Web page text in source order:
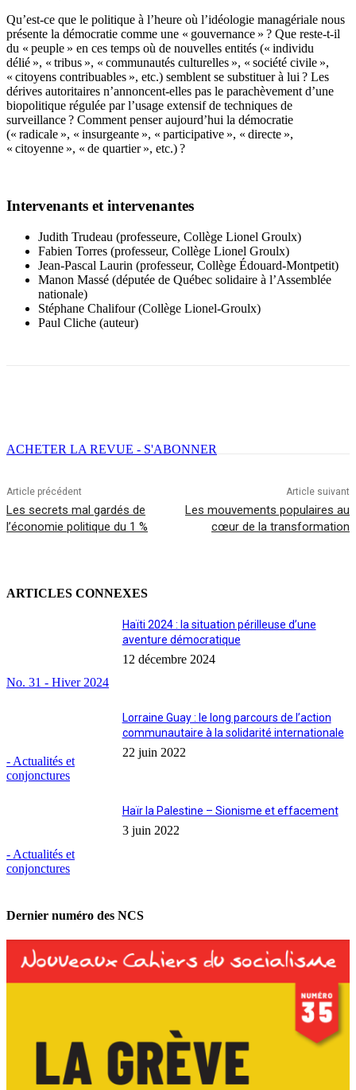
Qu’est-ce que le politique à l’heure où l’idéologie managériale nous
présente la démocratie comme une « gouvernance » ? Que reste-t-il
du « peuple » en ces temps où de nouvelles entités (« individu
délié », « tribus », « communautés culturelles », « société civile »,
« citoyens contribuables », etc.) semblent se substituer à lui ? Les
dérives autoritaires n’annoncent-elles pas le parachèvement d’une
biopolitique régulée par l’usage extensif de techniques de
surveillance ? Comment penser aujourd’hui la démocratie
(« radicale », « insurgeante », « participative », « directe »,
« citoyenne », « de quartier », etc.) ?
Intervenants et intervenantes
Judith Trudeau (professeure, Collège Lionel Groulx)
Fabien Torres (professeur, Collège Lionel Groulx)
Jean-Pascal Laurin (professeur, Collège Édouard-Montpetit)
Manon Massé (députée de Québec solidaire à l’Assemblée
nationale)
Stéphane Chalifour (Collège Lionel-Groulx)
Paul Cliche (auteur)
ACHETER LA REVUE - S'ABONNER
Article précédent
Les secrets mal gardés de
l’économie politique du 1 %
Article suivant
Les mouvements populaires au
cœur de la transformation
ARTICLES CONNEXES
No. 31 - Hiver 2024
Haïti 2024 : la situation périlleuse d’une
aventure démocratique
12 décembre 2024
- Actualités et
conjonctures
Lorraine Guay : le long parcours de l’action
communautaire à la solidarité internationale
22 juin 2022
- Actualités et
conjonctures
Haïr la Palestine – Sionisme et effacement
3 juin 2022
Dernier numéro des NCS